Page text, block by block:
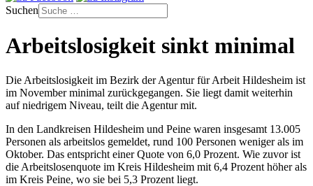
Suchen
Arbeitslosigkeit sinkt minimal
Die Arbeitslosigkeit im Bezirk der Agentur für Arbeit Hildesheim ist
im November minimal zurückgegangen. Sie liegt damit weiterhin
auf niedrigem Niveau, teilt die Agentur mit.
In den Landkreisen Hildesheim und Peine waren insgesamt 13.005
Personen als arbeitslos gemeldet, rund 100 Personen weniger als im
Oktober. Das entspricht einer Quote von 6,0 Prozent. Wie zuvor ist
die Arbeitslosenquote im Kreis Hildesheim mit 6,4 Prozent höher als
im Kreis Peine, wo sie bei 5,3 Prozent liegt.